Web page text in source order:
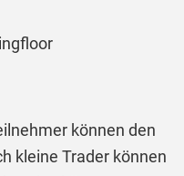
können den
kleine Trader können